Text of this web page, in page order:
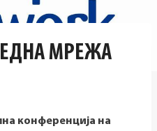
МРЕЖA
конференција на